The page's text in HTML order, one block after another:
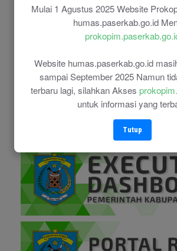
Mulai 1 Agustus 2025 Website
humas.paserkab.go.id
Website humas.paserkab.go.id
sampai September 2025 Namun
terbaru lagi, silahkan Akses
untuk informasi yang
Tutup